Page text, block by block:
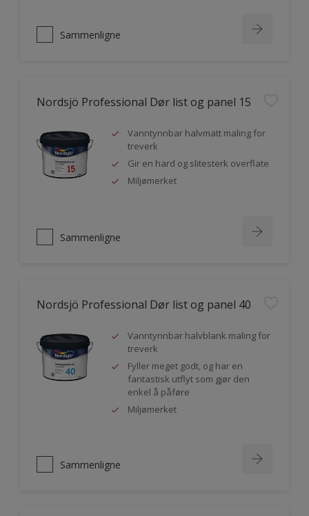
Sammenligne
Nordsjö Professional Dør list og panel 15
Vanntynnbar halvmatt maling for
treverk
Gir en hard og slitesterk overflate
Miljømerket
Sammenligne
Nordsjö Professional Dør list og panel 40
Vanntynnbar halvblank maling for
treverk
Fyller meget godt, og har en
fantastisk utflyt som gjør den
enkel å påføre
Miljømerket
Sammenligne